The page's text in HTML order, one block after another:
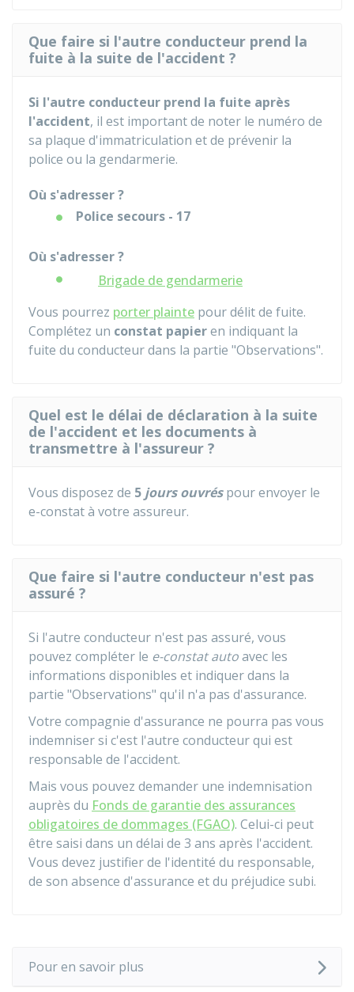
Que faire si l'autre conducteur prend la
fuite à la suite de l'accident ?
Si l'autre conducteur prend la fuite après
l'accident, il est important de noter le numéro de
sa plaque d'immatriculation et de prévenir la
police ou la gendarmerie.
Où s'adresser ?
Police secours - 17
Où s'adresser ?
Brigade de gendarmerie
Vous pourrez porter plainte pour délit de fuite.
Complétez un constat papieren indiquant la
fuite du conducteur dans la partie "Observations".
Quel est le délai de déclaration à la suite
de l'accident et les documents à
transmettre à l'assureur ?
Vous disposez de 5 jours ouvréspour envoyer le
e-constat à votre assureur.
Que faire si l'autre conducteur n'est pas
assuré ?
Si l'autre conducteur n'est pas assuré, vous
pouvez compléter le e-constat autoavec les
informations disponibles et indiquer dans la
partie "Observations" qu'il n'a pas d'assurance.
Votre compagnie d'assurance ne pourra pas vous
indemniser si c'est l'autre conducteur qui est
responsable de l'accident.
Mais vous pouvez demander une indemnisation
auprès du Fonds de garantie des assurances
obligatoires de dommages (FGAO). Celui-ci peut
être saisi dans un délai de 3 ans après l'accident.
Vous devez justifier de l'identité du responsable,
de son absence d'assurance et du préjudice subi.
Pour en savoir plus